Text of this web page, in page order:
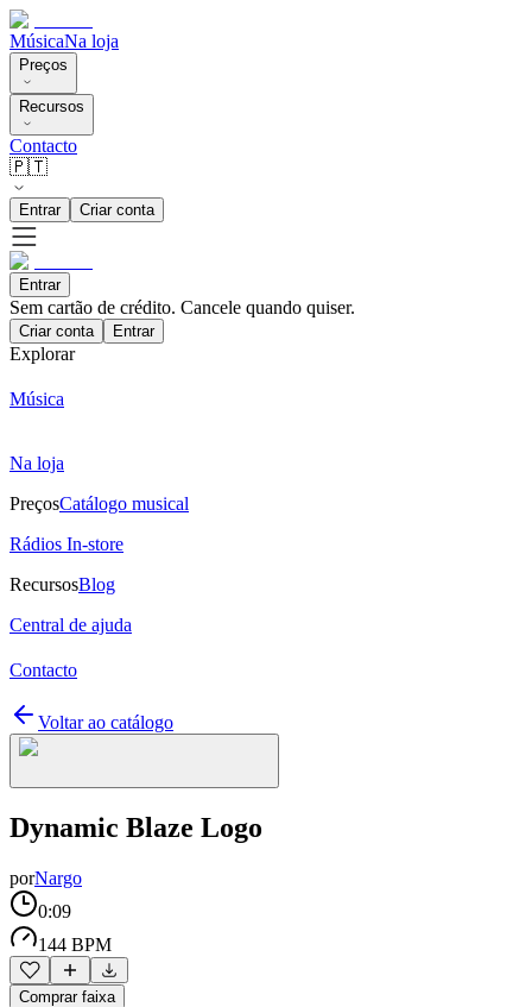
MúsicaNa loja
Preços
Recursos
Contacto
🇵🇹
Entrar Criar conta
Entrar
Sem cartão de crédito. Cancele quando quiser.
Criar conta Entrar
Explorar
Música
Na loja
PreçosCatálogo musical
Rádios In-store
RecursosBlog
Central de ajuda
Contacto
Voltar ao catálogo
Dynamic Blaze Logo
porNargo
0:09
144 BPM
Comprar faixa